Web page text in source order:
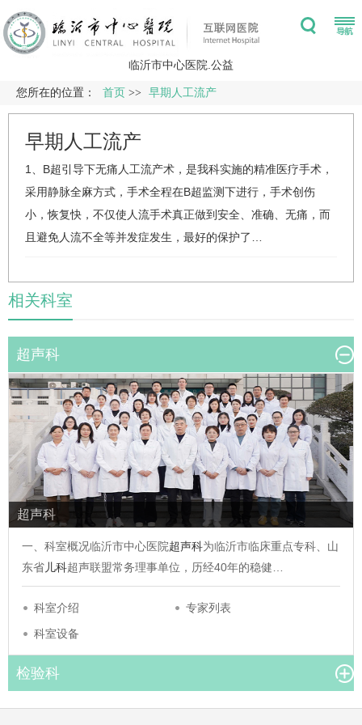
临沂市中心医院.公益
您所在的位置： 首页 >> 早期人工流产
早期人工流产
1、B超引导下无痛人工流产术，是我科实施的精准医疗手术，
采用静脉全麻方式，手术全程在B超监测下进行，手术创伤
小，恢复快，不仅使人流手术真正做到安全、准确、无痛，而
且避免人流不全等并发症发生，最好的保护了…
相关科室
超声科
超声科
一、科室概况临沂市中心医院超声科为临沂市临床重点专科、山
东省儿科超声联盟常务理事单位，历经40年的稳健…
科室介绍
专家列表
科室设备
检验科